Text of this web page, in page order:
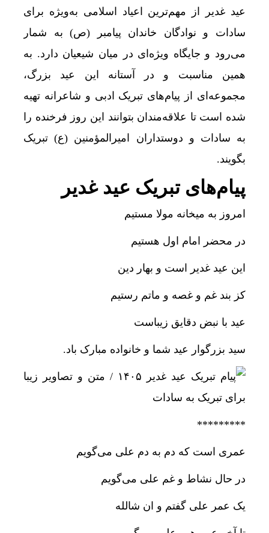
عید غدیر از مهم‌ترین اعیاد اسلامی به‌ویژه برای
سادات و نوادگان خاندان پیامبر (ص) به شمار
می‌رود و جایگاه ویژه‌ای در میان شیعیان دارد. به
همین مناسبت و در آستانه این عید بزرگ،
مجموعه‌ای از پیام‌های تبریک ادبی و شاعرانه تهیه
شده است تا علاقه‌مندان بتوانند این روز فرخنده را
به سادات و دوستداران امیرالمؤمنین (ع) تبریک
بگویند.
پیام‌های تبریک عید غدیر
امروز به میخانه مولا مستیم
در محضر امام اول هستیم
این عید غدیر است و بهار دین
کز بند غم و غصه و ماتم رستیم
عید با نبض دقایق زیباست
سید بزرگوار عید شما و خانواده مبارک باد.
*********
عمری است که دم به دم علی می‌گویم
در حال نشاط و غم علی می‌گویم
یک عمر علی گفتم و ان شالله